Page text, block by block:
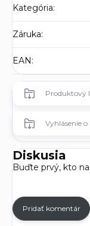
Kategória:
Záruka:
EAN:
Produktový
Vyhlásenie o
Diskusia
Buďte prvý, kto
Pridať komentár